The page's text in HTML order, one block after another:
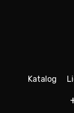
Katalog